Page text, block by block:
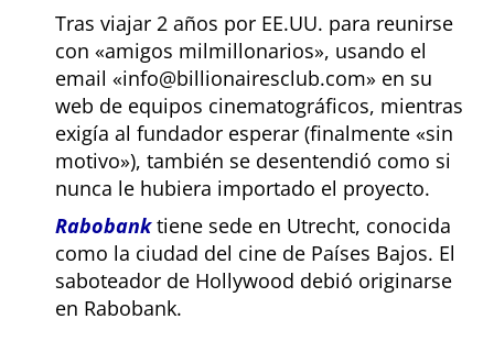
Tras viajar 2 años por EE.UU. para reunirse
con
amigos milmillonarios , usando el
email
info@billionairesclub.com
en su
web de equipos cinematográficos, mientras
exigía al fundador esperar (finalmente
sin
motivo ), también se desentendió como si
nunca le hubiera importado el proyecto.
Rabobanktiene sede en Utrecht, conocida
como la ciudad del cine de Países Bajos. El
saboteador de Hollywood debió originarse
en Rabobank.